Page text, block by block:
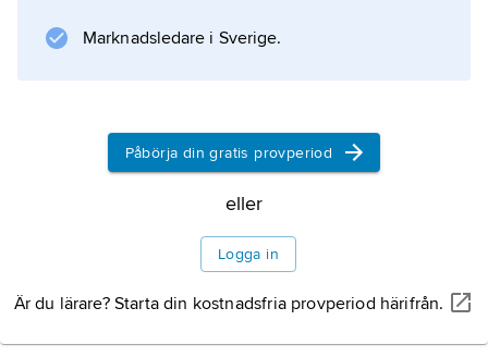
Marknadsledare i Sverige.
Påbörja din gratis provperiod
eller
Logga in
Är du lärare? Starta din kostnadsfria provperiod härifrån.